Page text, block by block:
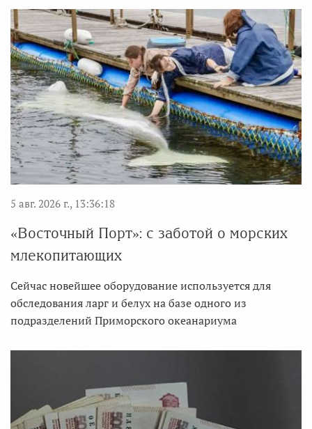
5 авг. 2026 г., 13:36:18
«Восточный Порт»: с заботой о морских
млекопитающих
Сейчас новейшее оборудование используется для
обследования ларг и белух на базе одного из
подразделений Приморского океанариума